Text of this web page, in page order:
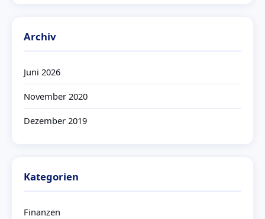
Archiv
Juni 2026
November 2020
Dezember 2019
Kategorien
Finanzen